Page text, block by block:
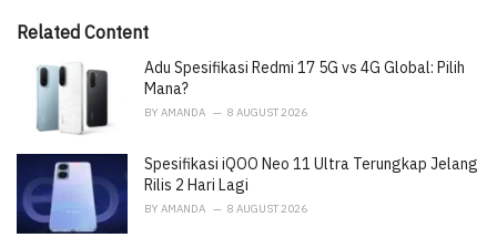
iRelated Content
Adu Spesifikasi Redmi 17 5G vs 4G Global: Pilih
Mana?
BY AMANDA 8 AUGUST 2026
Spesifikasi iQOO Neo 11 Ultra Terungkap Jelang
Rilis 2 Hari Lagi
BY AMANDA 8 AUGUST 2026